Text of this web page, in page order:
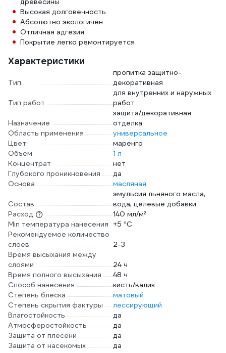
Высокая долговечность
Абсолютно экологичен
Отличная адгезия
Покрытие легко ремонтируется
Характеристики
Тип
пропитка защитно-
декоративная
Тип работ
для внутренних и наружных
работ
Назначение
защита/декоративная
отделка
Область применения
универсальное
Цвет
маренго
Объем
1 л
Концентрат
нет
Глубокого проникновения
да
Основа
масляная
Состав
эмульсия льняного масла,
вода, целевые добавки
Расход
140 мл/м²
Min температура нанесения
+5 °С
Рекомендуемое количество
слоев
2-3
Время высыхания между
слоями
24 ч
Время полного высыхания
48 ч
Способ нанесения
кисть/валик
Степень блеска
матовый
Степень скрытия фактуры
лессирующий
Влагостойкость
да
Атмосферостойкость
да
Защита от плесени
да
Защита от насекомых
да